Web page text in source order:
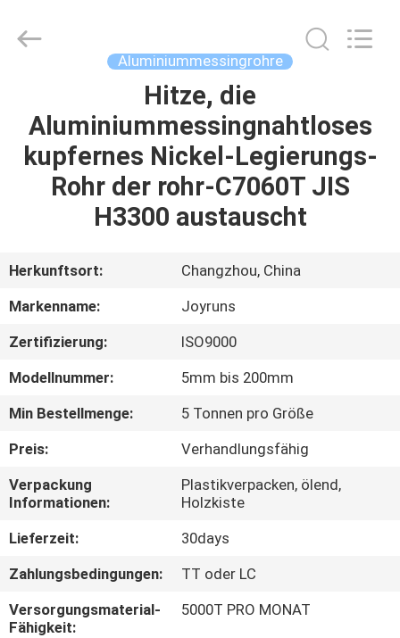
PRODUKTE
FABRIK-
QUALITÄTSKONTROLLE
TRETEN
SIE
MIT
UNS
IN
VERBINDUNG
Tube
Aluminiummessingrohre
Hitze, die
Aluminiummessingnahtloses
kupfernes Nickel-Legierungs-
Rohr der rohr-C7060T JIS
H3300 austauscht
Herkunftsort:
Changzhou, China
Markenname:
Joyruns
Zertifizierung:
ISO9000
Modellnummer:
5mm bis 200mm
Min Bestellmenge:
5 Tonnen pro Größe
Preis:
Verhandlungsfähig
Verpackung
Informationen:
Plastikverpacken, ölend,
Holzkiste
Lieferzeit:
30days
Zahlungsbedingungen:
TT oder LC
Versorgungsmaterial-
Fähigkeit:
5000T PRO MONAT